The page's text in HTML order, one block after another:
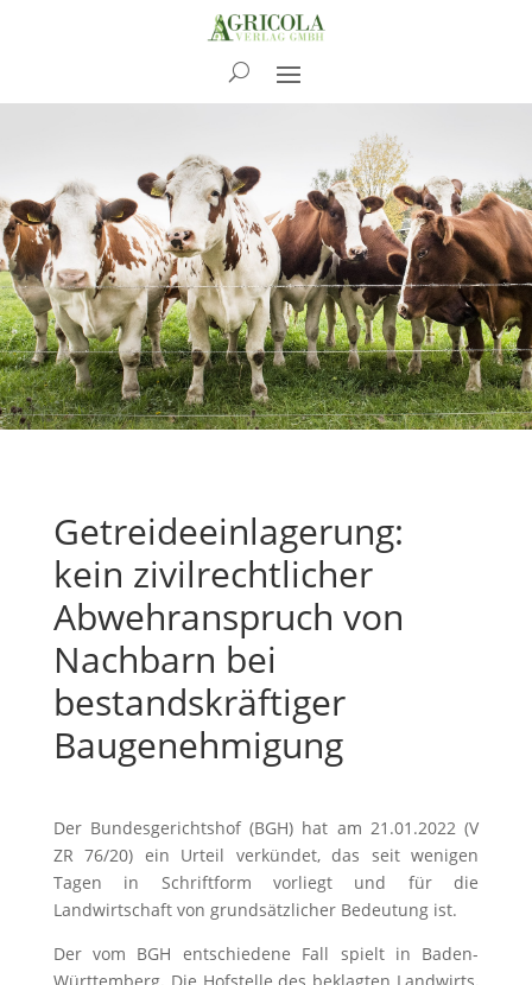
News
Getreideeinlagerung:
kein zivilrechtlicher
Abwehranspruch von
Nachbarn bei
bestandskräftiger
Baugenehmigung
Der Bundesgerichtshof (BGH) hat am 21.01.2022 (V
ZR 76/20) ein Urteil verkündet, das seit wenigen
Tagen in Schriftform vorliegt und für die
Landwirtschaft von grundsätzlicher Bedeutung ist.
Der vom BGH entschiedene Fall spielt in Baden-
Württemberg. Die Hofstelle des beklagten Landwirts,